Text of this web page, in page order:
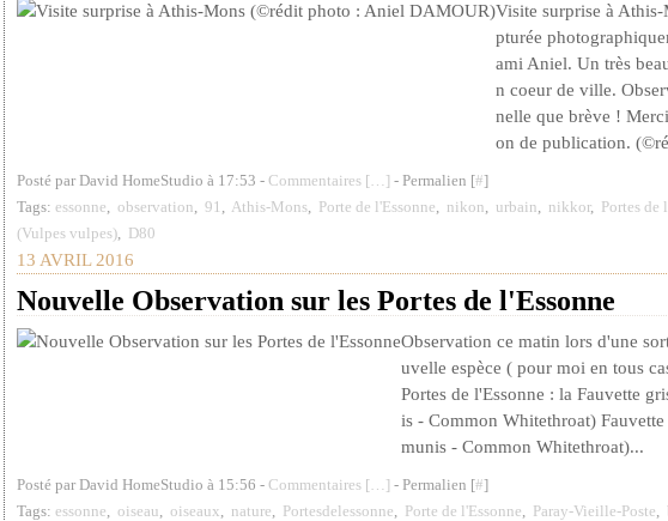
Visite surprise à
pturée
ami Aniel. Un très
n coeur de ville.
nelle que brève !
on de publication.
Posté par David HomeStudio à 17:53 - Commentaires [… ] - Permalien [#]
Tags: essonne, observation, 91 , Athis-Mons, Porte de l'Essonne, nikon, urbain, nikkor, Portes de
(Vulpes vulpes), D80
13 AVRIL 2016
Nouvelle Observation sur les Portes de l'Essonne
Observation ce matin lors d'une
uvelle espèce ( pour moi en tous
Portes de l'Essonne : la Fauvette
is - Common Whitethroat)
munis - Common Whitethroat)...
Posté par David HomeStudio à 15:56 - Commentaires [… ] - Permalien [#]
Tags: essonne, oiseau, oiseaux, nature, Portesdelessonne, Porte de l'Essonne, Paray-Vieille-Poste,